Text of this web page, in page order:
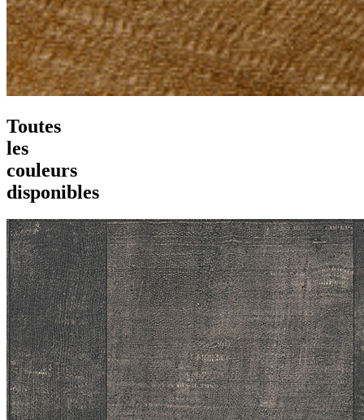
Toutes
les
couleurs
disponibles